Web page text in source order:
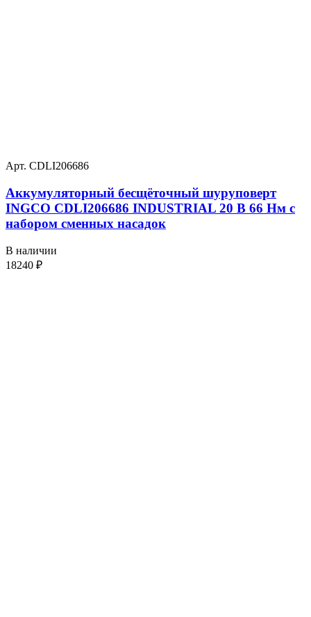
Арт. CDLI206686
Аккумуляторный бесщёточный шуруповерт
INGCO CDLI206686 INDUSTRIAL 20 В 66 Нм с
набором сменных насадок
В наличии
18240 ₽